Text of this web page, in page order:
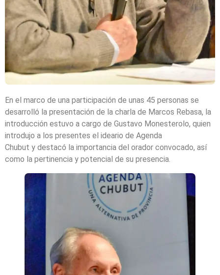
En el marco de una participación de unas 45 personas se
desarrolló la presentación de la charla de Marcos Rebasa, la
introducción estuvo a cargo de Gustavo Monesterolo, quien
introdujo a los presentes el ideario de Agenda
Chubut y destacó la importancia del orador convocado, así
como la pertinencia y potencial de su presencia.